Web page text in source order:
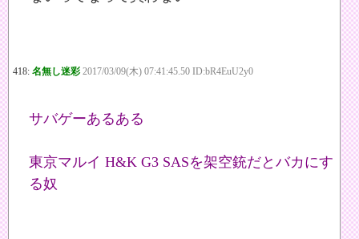
418: 名無し迷彩 2017/03/09(木) 07:41:45.50 ID:bR4EuU2y0
サバゲーあるある
東京マルイ H&K G3 SASを架空銃だとバカにす
る奴